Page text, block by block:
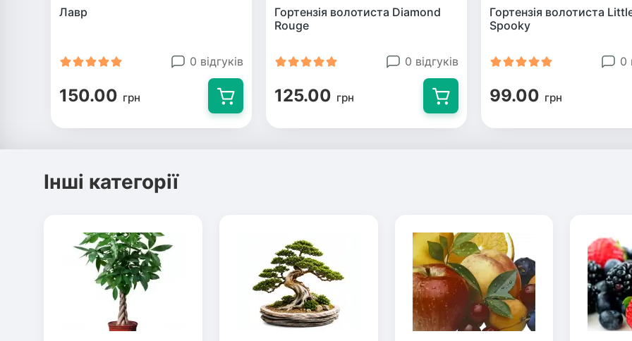
Лавр
0 відгуків
150.00 грн
Гортензія волотиста Diamond
Rouge
0 відгуків
125.00 грн
Гортензія волотиста
Spoоky
0
99.00 грн
Інші категорії